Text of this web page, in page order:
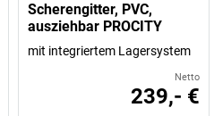
Scherengitter, PVC,
ausziehbar PROCITY
mit integriertem Lagersystem
Netto
239,- €